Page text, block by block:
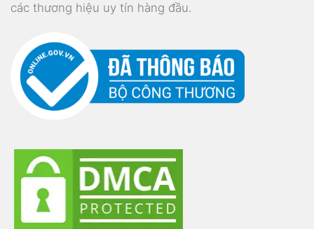
các thương hiệu uy tín hàng đầu.